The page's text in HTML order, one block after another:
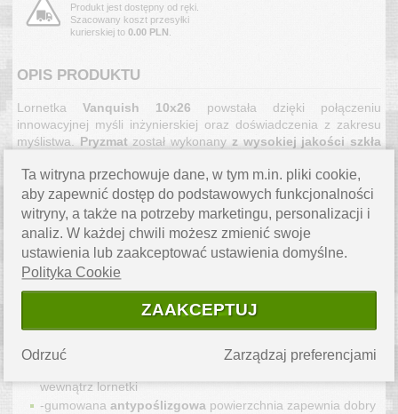
Produkt jest dostępny od ręki.
Szacowany koszt przesyłki
kurierskiej to 0.00 PLN
OPIS PRODUKTU
Lornetka Vanquish 10x26 powstała dzięki połączeniu
innowacyjnej myśli inżynierskiej oraz doświadczenia z zakresu
myślistwa. Pryzmatzostał wykonany z wysokiej jakości szkła
niezwykle wyraźny i ostry, przy zachowaniu szerokiego pola
widzenia. Oznacza to szybkie skanowanie krajobrazu z
wykorzystaniem tej rewelacyjnej lornetki.Waży zaledwie 360
gram, ma atrakcyjną cenę i daje więcej możliwości niż
konkurencyjne produkty w tej klasie.
Cechy:
soczewki zapewniającezwiększoną transmisje światła
pryzmat typu porro
uszczelnienie zapewniawodoodpornośći zabezpiecza
przed dostaniem się kurzu to wnętrza lornetki
wewnątrz lornetki
-gumowanaantypoślizgowa powierzchnia zapewnia dobry
Ta witryna przechowuje dane, w tym m.in. pliki cookie,
aby zapewnić dostęp do podstawowych funkcjonalności
witryny, a także na potrzeby marketingu, personalizacji i
analiz. W każdej chwili możesz zmienić swoje
ustawienia lub zaakceptować ustawienia domyślne.
Polityka Cookie
ZAAKCEPTUJ
Zarządzaj preferencjami
Odrzuć